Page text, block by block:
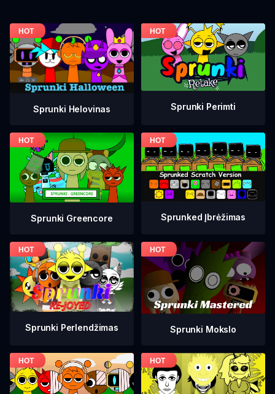
Sprunki Helovinas Sprunki Perimti
Sprunki Greencore Sprunked Įbrėžimas
Sprunki Perlendžimas Sprunki Mokslo